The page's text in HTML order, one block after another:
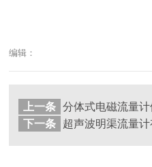
编辑：
上一条
下一条